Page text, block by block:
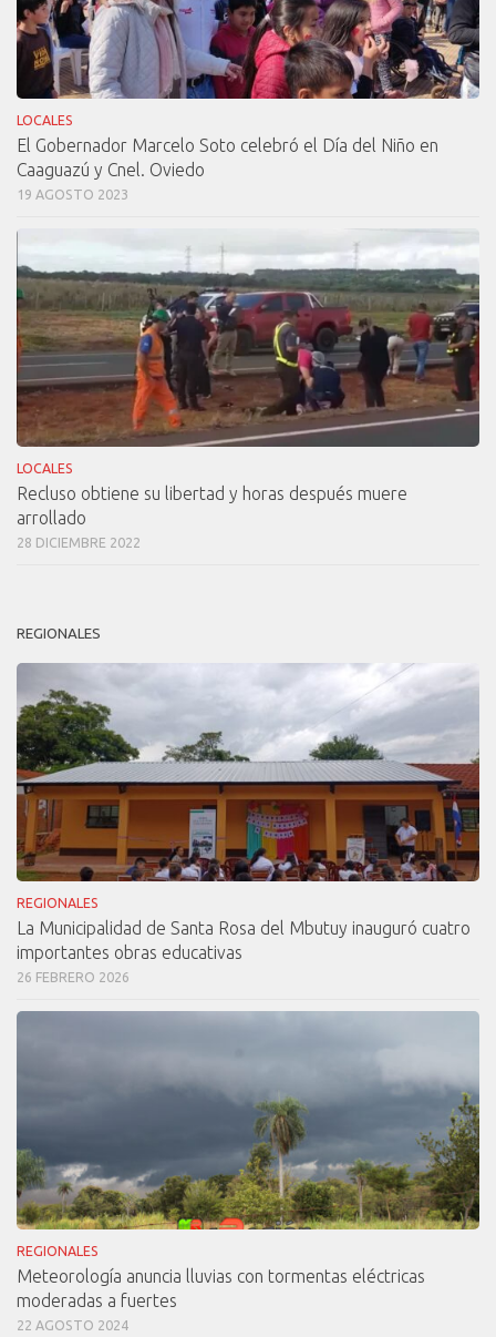
LOCALES
El Gobernador Marcelo Soto celebró el Día del Niño en
Caaguazú y Cnel. Oviedo
19 AGOSTO 2023
LOCALES
Recluso obtiene su libertad y horas después muere
arrollado
28 DICIEMBRE 2022
REGIONALES
REGIONALES
La Municipalidad de Santa Rosa del Mbutuy inauguró cuatro
importantes obras educativas
26 FEBRERO 2026
REGIONALES
Meteorología anuncia lluvias con tormentas eléctricas
moderadas a fuertes
22 AGOSTO 2024